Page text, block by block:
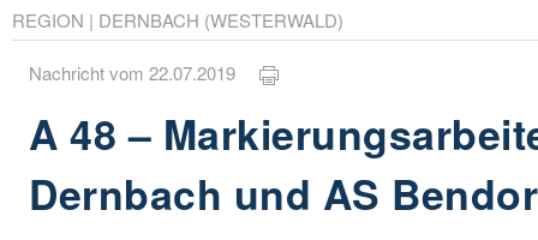
REGION | DERNBACH (WESTERWALD)
Nachricht vom 22.07.2019
A 48 –
Dernbach und AS